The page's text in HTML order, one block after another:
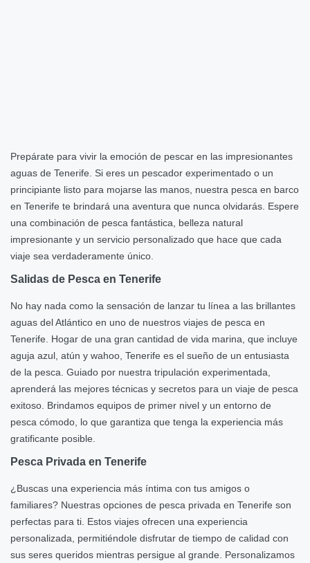
Prepárate para vivir la emoción de pescar en las impresionantes
aguas de Tenerife. Si eres un pescador experimentado o un
principiante listo para mojarse las manos, nuestra pesca en barco
en Tenerife te brindará una aventura que nunca olvidarás. Espere
una combinación de pesca fantástica, belleza natural
impresionante y un servicio personalizado que hace que cada
viaje sea verdaderamente único.
Salidas de Pesca en Tenerife
No hay nada como la sensación de lanzar tu línea a las brillantes
aguas del Atlántico en uno de nuestros viajes de pesca en
Tenerife. Hogar de una gran cantidad de vida marina, que incluye
aguja azul, atún y wahoo, Tenerife es el sueño de un entusiasta
de la pesca. Guiado por nuestra tripulación experimentada,
aprenderá las mejores técnicas y secretos para un viaje de pesca
exitoso. Brindamos equipos de primer nivel y un entorno de
pesca cómodo, lo que garantiza que tenga la experiencia más
gratificante posible.
Pesca Privada en Tenerife
¿Buscas una experiencia más íntima con tus amigos o
familiares? Nuestras opciones de pesca privada en Tenerife son
perfectas para ti. Estos viajes ofrecen una experiencia
personalizada, permitiéndole disfrutar de tiempo de calidad con
sus seres queridos mientras persigue al grande. Personalizamos